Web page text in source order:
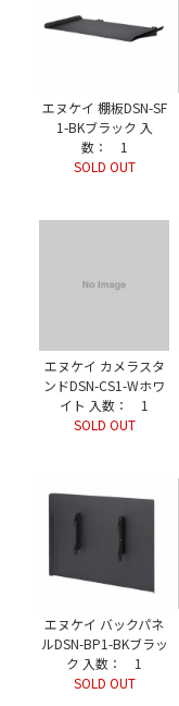
エヌケイ 棚板DSN-SF
1-BKブラック 入
数： 1
SOLD OUT
エヌケイ カメラスタ
ンドDSN-CS1-Wホワ
イト 入数： 1
SOLD OUT
エヌケイ バックパネ
ルDSN-BP1-BKブラッ
ク 入数： 1
SOLD OUT